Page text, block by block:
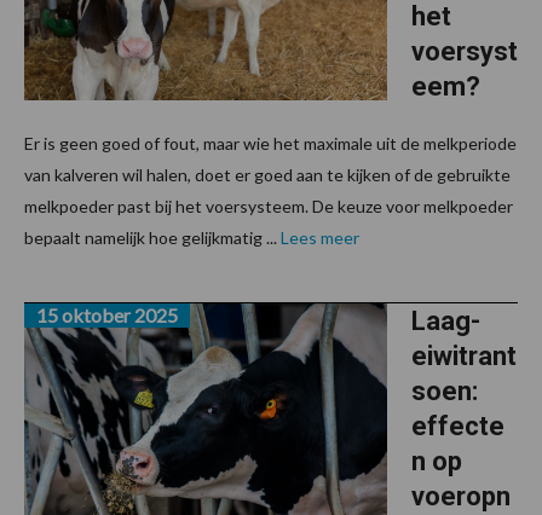
het
voersyst
eem?
Er is geen goed of fout, maar wie het maximale uit de melkperiode
van kalveren wil halen, doet er goed aan te kijken of de gebruikte
melkpoeder past bij het voersysteem. De keuze voor melkpoeder
bepaalt namelijk hoe gelijkmatig ... Lees meer
Laag-
eiwitrant
soen:
effecte
n op
voeropn
15 oktober 2025